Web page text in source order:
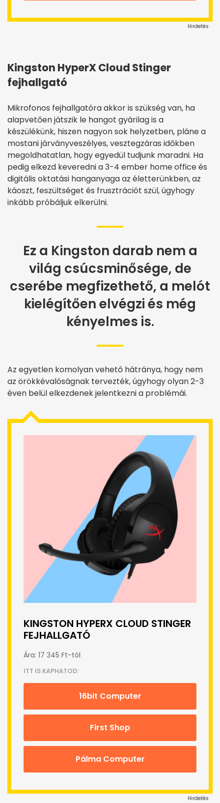
Hirdetés
Kingston HyperX Cloud Stinger
fejhallgató
Mikrofonos fejhallgatóra akkor is szükség van, ha
alapvetően játszik le hangot gyárilag is a
készülékünk, hiszen nagyon sok helyzetben, pláne a
mostani járványveszélyes, vesztegzáras időkben
megoldhatatlan, hogy egyedül tudjunk maradni. Ha
pedig elkezd keveredni a 3-4 ember home office és
digitális oktatási hanganyaga az életterünkben, az
káoszt, feszültséget és frusztrációt szül, úgyhogy
inkább próbáljuk elkerülni.
Ez a Kingston darab nem a
világ csúcsminősége, de
cserébe megfizethető, a melót
kielégítően elvégzi és még
kényelmes is.
Az egyetlen komolyan vehető hátránya, hogy nem
az örökkévalóságnak tervezték, úgyhogy olyan 2-3
éven belül elkezdenek jelentkezni a problémái.
KINGSTON HYPERX CLOUD STINGER
FEJHALLGATÓ
Ára: 17 345 Ft-tól
ITT IS KAPHATOD:
16bit Computer
First Shop
Pálma Computer
Hirdetés